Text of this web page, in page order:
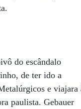
do escândalo
de ter ido a
e viajara
paulista. Gebauer